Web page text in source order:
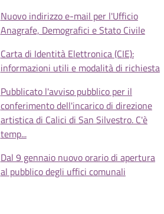
Nuovo indirizzo e-mail per l'Ufficio
Anagrafe, Demografici e Stato Civile
Carta di Identità Elettronica (CIE):
informazioni utili e modalità di richiesta
Pubblicato l'avviso pubblico per il
conferimento dell'incarico di direzione
artistica di Calici di San Silvestro. C'è
temp...
Dal 9 gennaio nuovo orario di apertura
al pubblico degli uffici comunali